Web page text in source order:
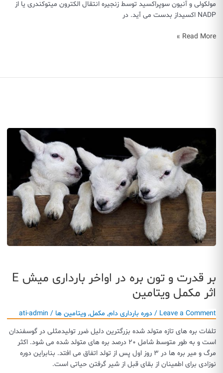
مولکولی و آنیون سوپراکسید توسط زنجیره انتقال الکترون میتوکندری یا از
NADP اکسیداز بدست می آید. در
اکسیدان
آنتی
Read More »
بر قدرت و تون بره در اواخر بارداری میش E
اثر مکمل ویتامین
Leave a Comment
/ دوره بارداری دام, مکمل, ویتامین ها /
ati-admin
تلفات بره های تازه متولد شده بزرگترین دلیل ضرر تولیدمثلی در گوسفندان
است و به طور متوسط شامل ۲۰ درصد بره های متولد شده می شود. اکثر
مرگ و میر بره ها در ۳ روز اول پس از تولد اتفاق می افتد. بنابراین دوره
نوزادی برای اطمینان از بقای قبل از شیر گرفتن حیاتی است.